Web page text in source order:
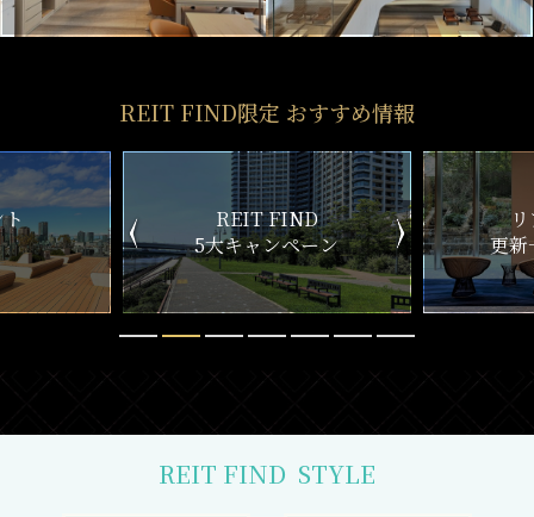
REIT FIND限定 おすすめ情報
ン
リアルタイム
更新一覧チェック
新
REIT FIND STYLE